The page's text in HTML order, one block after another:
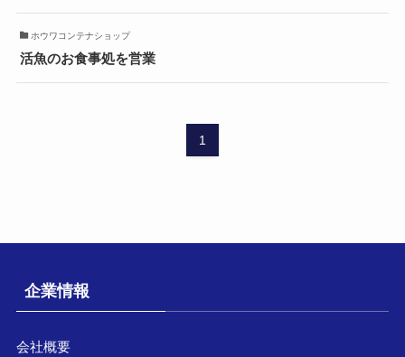
ホウワコンテナショップ
活魚のお食事処を営業
1
企業情報
会社概要